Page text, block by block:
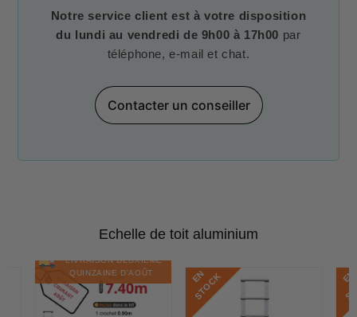
Notre service client est à votre disposition
du lundi au vendredi de 9h00 à 17h00 par
téléphone, e-mail et chat.
Contacter un conseiller
Echelle de toit aluminium
LIVRAISON DEUXIÈME
QUINZAINE D'AOÛT
E
N
S
T
O
C
K E
N
S
T
O
C